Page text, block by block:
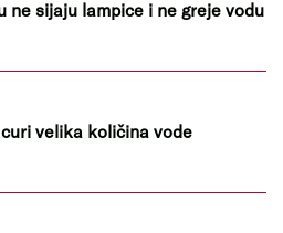
ne sijaju lampice i ne greje vodu
velika količina vode